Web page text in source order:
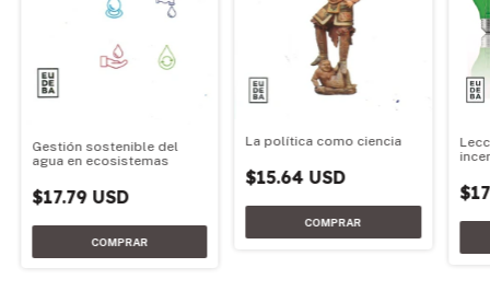
Gestión sostenible del
agua en ecosistemas
$17.79 USD
La política como ciencia
$15.64 USD